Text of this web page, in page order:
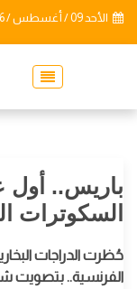
الأحد 09 / أغسطس / 2026
باريس.. أول
السكوترات
حُظرت الدراجات
الفرنسية.. بتصويت